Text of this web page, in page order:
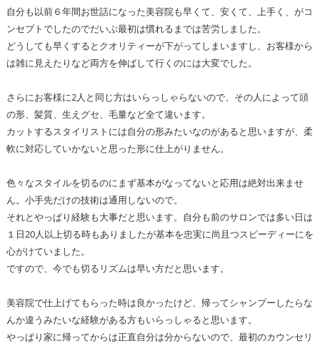
自分も以前６年間お世話になった美容院も早くて、安くて、上手く、がコ
ンセプトでしたのでだいぶ最初は慣れるまでは苦労しました。
どうしても早くするとクオリティーが下がってしまいますし、お客様から
は雑に見えたりなど両方を伸ばして行くのには大変でした。
さらにお客様に2人と同じ方はいらっしゃらないので、その人によって頭
の形、髪質、生えグセ、毛量など全て違います。
カットするスタイリストには自分の形みたいなのがあると思いますが、柔
軟に対応していかないと思った形に仕上がりません。
色々なスタイルを切るのにまず基本がなってないと応用は絶対出来ませ
ん。小手先だけの技術は通用しないので。
それとやっぱり経験も大事だと思います。自分も前のサロンでは多い日は
１日20人以上切る時もありましたが基本を忠実に尚且つスピーディーにを
心がけていました。
ですので、今でも切るリズムは早い方だと思います。
美容院で仕上げてもらった時は良かったけど、帰ってシャンプーしたらな
んか違うみたいな経験がある方もいらっしゃると思います。
やっぱり家に帰ってからは正直自分は分からないので、最初のカウンセリ